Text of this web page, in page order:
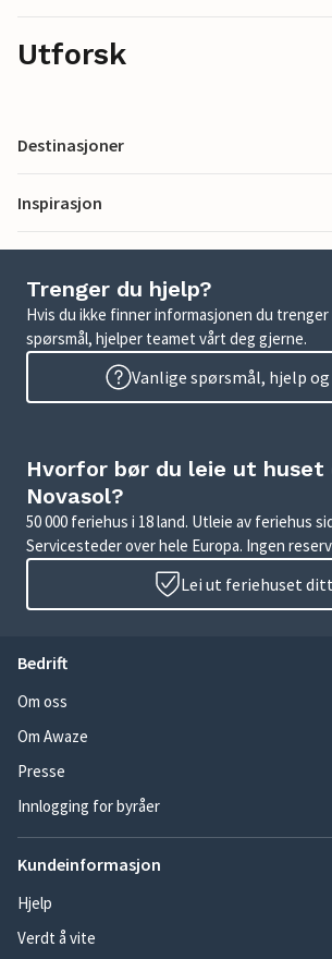
Utforsk
Destinasjoner
Inspirasjon
Trenger du hjelp?
Hvis du ikke finner informasjonen du trenger
spørsmål, hjelper teamet vårt deg gjerne.
Vanlige spørsmål, hjelp
Hvorfor bør du leie ut
Novasol?
50 000 feriehus i 18 land. Utleie av feriehus
Servicesteder over hele Europa. Ingen
Lei ut feriehuset ditt
Bedrift
Om oss
Om Awaze
Presse
Innlogging for byråer
Kundeinformasjon
Hjelp
Verdt å vite